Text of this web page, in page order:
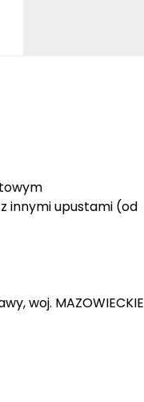
innymi upustami (od
woj. MAZOWIECKIE